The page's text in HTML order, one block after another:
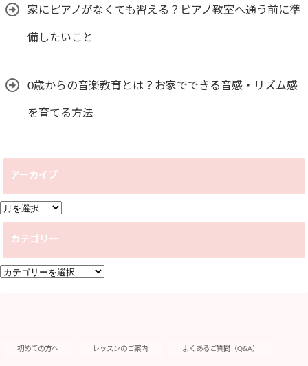
家にピアノがなくても習える？ピアノ教室へ通う前に準
備したいこと
0歳からの音楽教育とは？お家でできる音感・リズム感
を育てる方法
アーカイブ
ア
イ
ブ
カテゴリー
カ
初めての方へ レッスンのご案内 よくあるご質問（Q&A）